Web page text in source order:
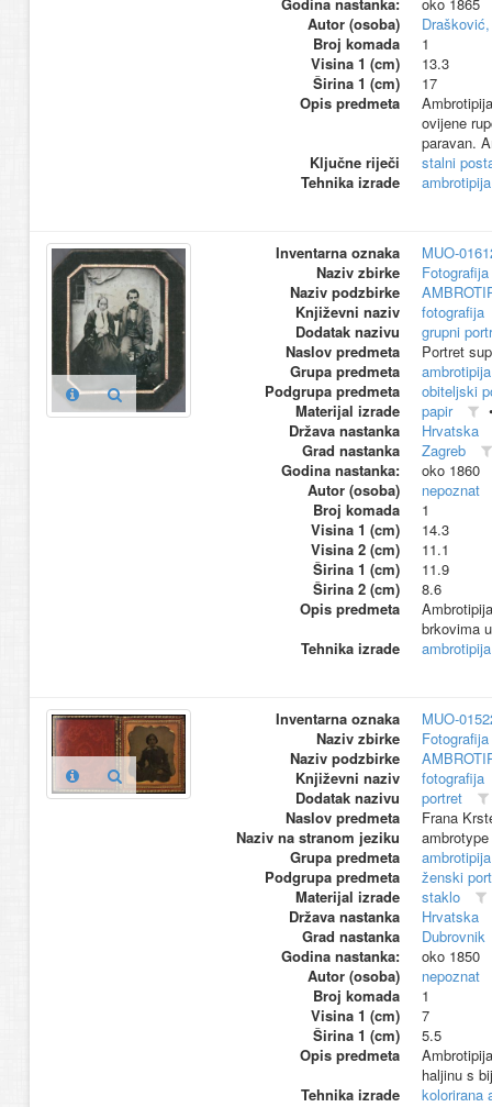
Autor (osoba)
Broj komada
1
Visina 1 (cm)
13.3
Širina 1 (cm)
17
Opis predmeta
ovijene
paravan.
Ključne riječi
stalni
Tehnika izrade
ambrotipija
Inventarna oznaka
MUO-
Naziv zbirke
Naziv podzbirke
Književni naziv
fotografija
Dodatak nazivu
grupni
Naslov predmeta
Portret
Grupa predmeta
ambrotipija
Podgrupa predmeta
obiteljski
Materijal izrade
papir
Država nastanka
Hrvatska
Grad nastanka
Zagreb
Godina nastanka:
oko 1860
Autor (osoba)
nepoznat
Broj komada
1
Visina 1 (cm)
14.3
Visina 2 (cm)
11.1
Širina 1 (cm)
11.9
Širina 2 (cm)
8.6
Opis predmeta
brkovima
Tehnika izrade
ambrotipija
Inventarna oznaka
MUO-
Naziv zbirke
Naziv podzbirke
Književni naziv
fotografija
Dodatak nazivu
portret
Naslov predmeta
Frana
Naziv na stranom jeziku
ambrotype
Grupa predmeta
ambrotipija
Podgrupa predmeta
ženski
Materijal izrade
staklo
Država nastanka
Hrvatska
Grad nastanka
Dubrovnik
Godina nastanka:
oko 1850
Autor (osoba)
nepoznat
Broj komada
1
Visina 1 (cm)
7
Širina 1 (cm)
5.5
Opis predmeta
haljinu s
Tehnika izrade
kolorirana